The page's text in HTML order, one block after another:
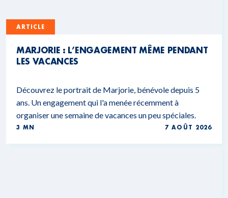
ARTICLE
MARJORIE : L’ENGAGEMENT MÊME PENDANT
LES VACANCES
Découvrez le portrait de Marjorie, bénévole depuis 5
ans. Un engagement qui l'a menée récemment à
organiser une semaine de vacances un peu spéciales.
3 MN 7 AOÛT 2026